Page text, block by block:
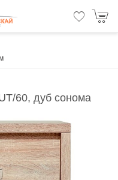
60, дуб сонома